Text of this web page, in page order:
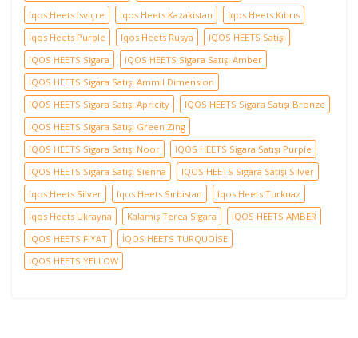
Iqos Heets Isviçre
Iqos Heets Kazakistan
Iqos Heets Kıbrıs
Iqos Heets Purple
Iqos Heets Rusya
IQOS HEETS Satışı
IQOS HEETS Sigara
IQOS HEETS Sigara Satışı Amber
IQOS HEETS Sigara Satışı Ammil Dimension
IQOS HEETS Sigara Satışı Apricity
IQOS HEETS Sigara Satışı Bronze
IQOS HEETS Sigara Satışı Green Zing
IQOS HEETS Sigara Satışı Noor
IQOS HEETS Sigara Satışı Purple
IQOS HEETS Sigara Satışı Sienna
IQOS HEETS Sigara Satışı Silver
Iqos Heets Silver
Iqos Heets Sırbistan
Iqos Heets Turkuaz
Iqos Heets Ukrayna
Kalamış Terea Sigara
İQOS HEETS AMBER
İQOS HEETS FİYAT
İQOS HEETS TURQUOİSE
İQOS HEETS YELLOW